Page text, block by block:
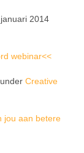
2014
webinar<<
under Creative
jou aan betere